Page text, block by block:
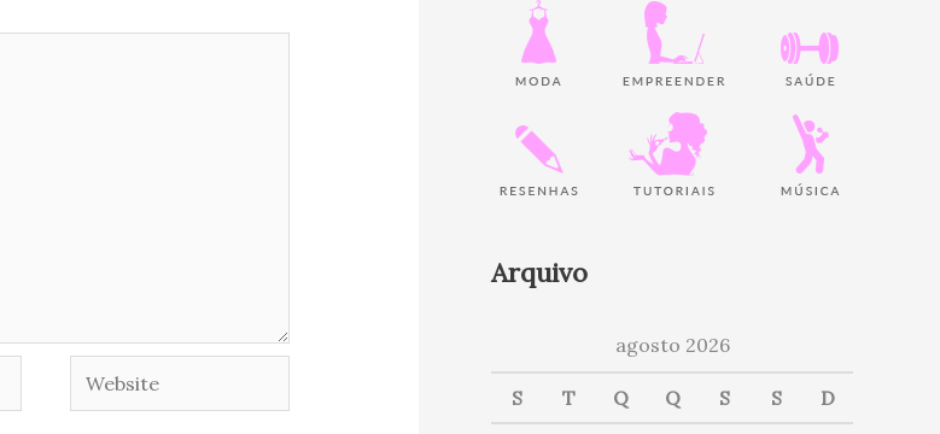
Website
Arquivo
agosto 2026
S T Q Q S S D